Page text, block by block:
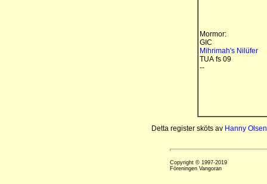
Mormor:
GIC
Mihrimah's Nilüfer
TUA fs 09
--
Detta register sköts av Hanny Olsen
Copyright © 1997-2019
Föreningen Vangoran